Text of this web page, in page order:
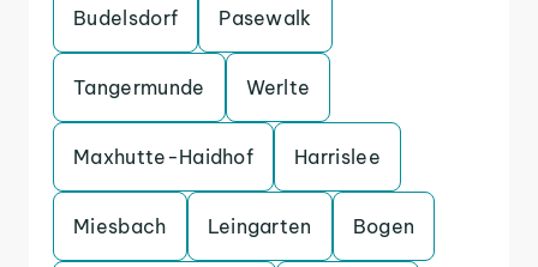
Budelsdorf Pasewalk
Tangermunde Werlte
Maxhutte-Haidhof Harrislee
Miesbach Leingarten Bogen